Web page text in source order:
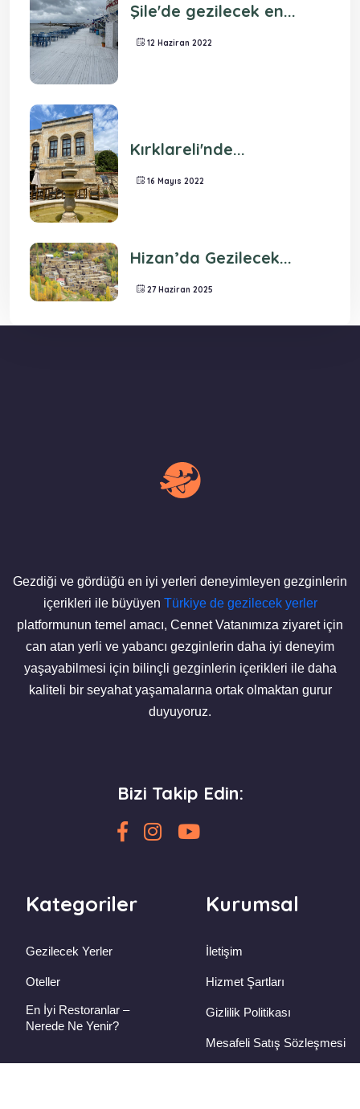
Şile'de gezilecek en...
12 Haziran 2022
Kırklareli'nde...
16 Mayıs 2022
Hizan’da Gezilecek...
27 Haziran 2025
Gezdiği ve gördüğü en iyi yerleri deneyimleyen gezginlerin
içerikleri ile büyüyen Türkiye de gezilecek yerler
platformunun temel amacı, Cennet Vatanımıza ziyaret için
can atan yerli ve yabancı gezginlerin daha iyi deneyim
yaşayabilmesi için bilinçli gezginlerin içerikleri ile daha
kaliteli bir seyahat yaşamalarına ortak olmaktan gurur
duyuyoruz.
Bizi Takip Edin:
Kategoriler
Gezilecek Yerler
Oteller
En İyi Restoranlar –
Nerede Ne Yenir?
Kurumsal
İletişim
Hizmet Şartları
Gizlilik Politikası
Mesafeli Satış Sözleşmesi